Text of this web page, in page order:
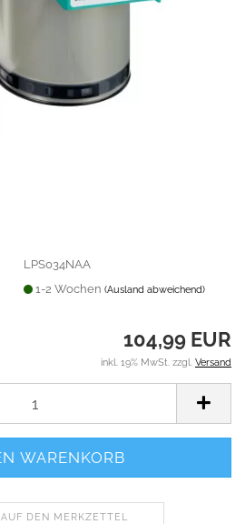
LPS034NAA
1-2 Wochen(Ausland abweichend)
104,99 EUR
inkl. 19% MwSt. zzgl. Versand
AUF DEN MERKZETTEL